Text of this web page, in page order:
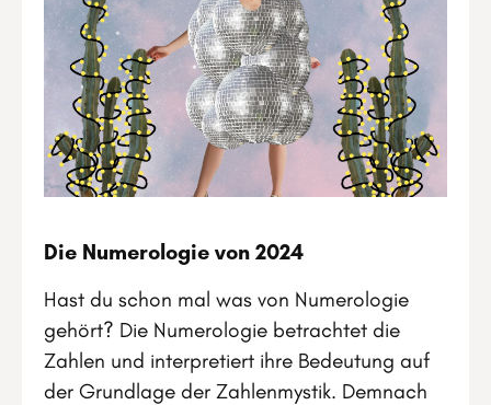
Die Numerologie von 2024
Hast du schon mal was von Numerologie
gehört? Die Numerologie betrachtet die
Zahlen und interpretiert ihre Bedeutung auf
der Grundlage der Zahlenmystik. Demnach